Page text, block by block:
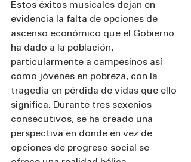
Estos éxitos musicales dejan en
evidencia la falta de opciones de
ascenso económico que el Gobierno
ha dado a la población,
particularmente a campesinos así
como jóvenes en pobreza, con la
tragedia en pérdida de vidas que ello
significa. Durante tres sexenios
consecutivos, se ha creado una
perspectiva en donde en vez de
opciones de progreso social se